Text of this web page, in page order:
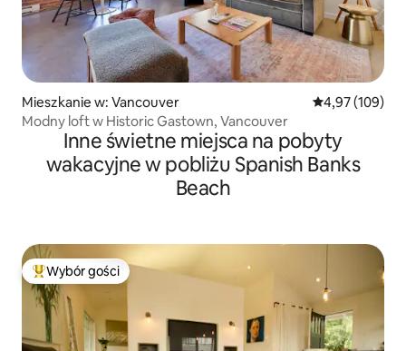
Mieszkanie w: Vancouver Średnia
4,97 (109)
Modny loft w Historic Gastown, Vancouver
Inne świetne miejsca na pobyty
wakacyjne w pobliżu Spanish Banks
Beach
Najpopularniejsze z kategorii Wybór gości
Wybór gości